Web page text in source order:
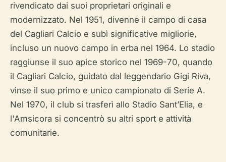
rivendicato dai suoi proprietari originali e
modernizzato. Nel 1951, divenne il campo di casa
del Cagliari Calcio e subì significative migliorie,
incluso un nuovo campo in erba nel 1964. Lo stadio
raggiunse il suo apice storico nel 1969-70, quando
il Cagliari Calcio, guidato dal leggendario Gigi Riva,
vinse il suo primo e unico campionato di Serie A.
Nel 1970, il club si trasferì allo Stadio Sant’Elia, e
l'Amsicora si concentrò su altri sport e attività
comunitarie.